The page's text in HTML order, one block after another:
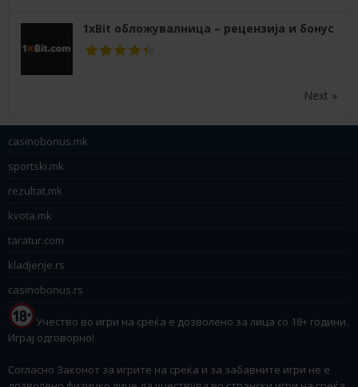
1xBit обложувалница – рецензија и бонус
Next »
casinobonus.mk
sportski.mk
rezultat.mk
kvota.mk
taratur.com
kladjenje.rs
casinobonus.rs
Учество во игри на среќа е дозволено за лица со 18+ години.
Играј одговорно!
Согласно Законот за игрите на среќа и за забавните игри не е